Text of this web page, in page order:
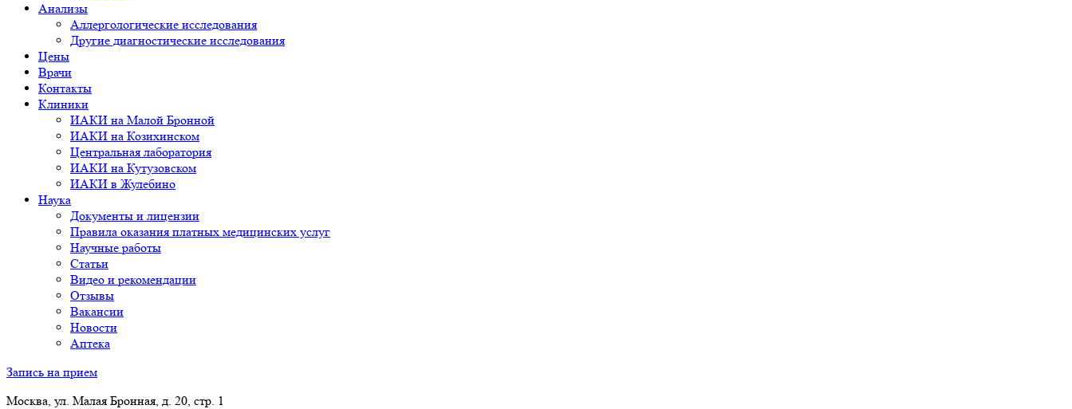
Анализы
Аллергологические исследования
Другие диагностические исследования
Цены
Врачи
Контакты
Клиники
ИАКИ на Малой Бронной
ИАКИ на Козихинском
Центральная лаборатория
ИАКИ на Кутузовском
ИАКИ в Жулебино
Наука
Документы и лицензии
Правила оказания платных медицинских услуг
Научные работы
Статьи
Видео и рекомендации
Отзывы
Вакансии
Новости
Аптека
Запись на прием
Москва, ул. Малая Бронная, д. 20, стр. 1